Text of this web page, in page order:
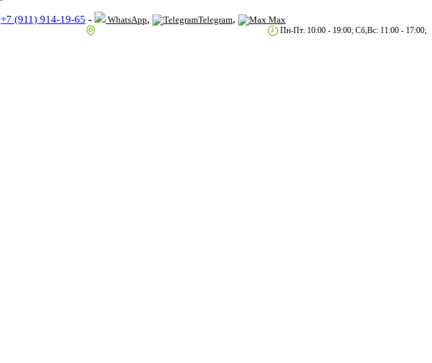
+7 (911) 914-19-65 - WhatsApp, Telegram, Max
Пн-Пт: 10:00 - 19:00; Сб,Вс: 11:00 - 17:00;